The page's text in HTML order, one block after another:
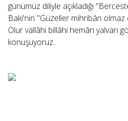
günümüz diliyle açıkladığı
Baki'nin "Güzeller mihribân olmaz
Olur vallâhi billâhi hemân yalvarı
konuşuyoruz.